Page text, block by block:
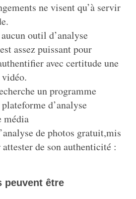
ne visent qu’à servir
outil d’analyse
assez puissant pour
avec certitude une
un programme
d’analyse
média
de photos gratuit,mis
de son authenticité :
peuvent être